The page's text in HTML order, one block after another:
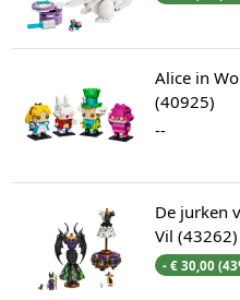
Alice in
(40925)
--
De jurken
Vil (43262)
- € 30,00